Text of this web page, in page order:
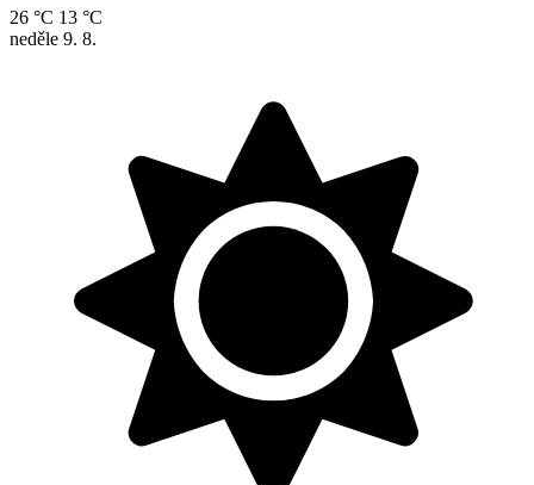
26 °C 13 °C
neděle 9. 8.